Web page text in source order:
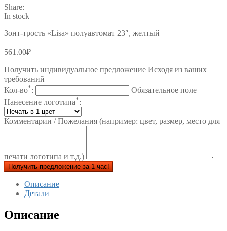
Share:
In stock
Зонт-трость «Lisa» полуавтомат 23″, желтый
561.00₽
Получить индивидуальное предложение Исходя из ваших
требований
Кол-во*:
Обязательное поле
Нанесение логотипа*:
Комментарии / Пожелания (например: цвет, размер, место для
печати логотипа и т.д.)
Получить предложение за 1 час!
Описание
Детали
Описание